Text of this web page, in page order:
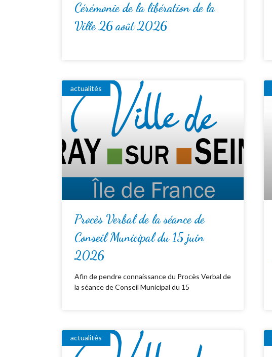
Cérémonie de la libération de la
Ville 26 août 2026
actualités
Procès Verbal de la séance de
Conseil Municipal du 15 juin
2026
Afin de pendre connaissance du Procès Verbal de
la séance de Conseil Municipal du 15
actualités